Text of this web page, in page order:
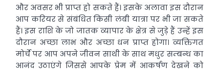
और अवसर भी प्राप्त हो सकते हैं। इसके अलावा इस दौरान
आप करियर से संबंधित किसी लंबी यात्रा पर भी जा सकते
हैं। इस राशि के जो जातक व्यापार के क्षेत्र से जुड़े हैं उन्हें इस
दौरान अच्छा लाभ और अच्छा धन प्राप्त होगा। व्यक्तिगत
मोर्चे पर आप अपने जीवन साथी के साथ मधुर सम्बन्ध का
आनंद उठाएंगे जिससे आपके प्रेम में आकर्षण देखने को